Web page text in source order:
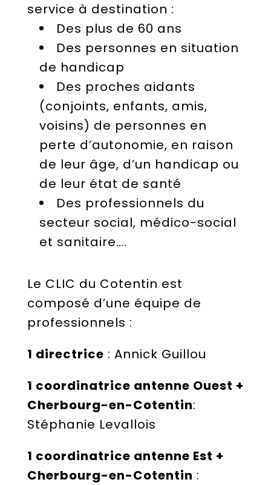
service à destination :
Des plus de 60 ans
Des personnes en situation
de handicap
Des proches aidants
(conjoints, enfants, amis,
voisins) de personnes en
perte d’autonomie, en raison
de leur âge, d’un handicap ou
de leur état de santé
Des professionnels du
secteur social, médico-social
et sanitaire….
Le CLIC du Cotentin est
composé d’une équipe de
professionnels :
1 directrice : Annick Guillou
1 coordinatrice antenne Ouest +
Cherbourg-en-Cotentin:
Stéphanie Levallois
1 coordinatrice antenne Est +
Cherbourg-en-Cotentin :